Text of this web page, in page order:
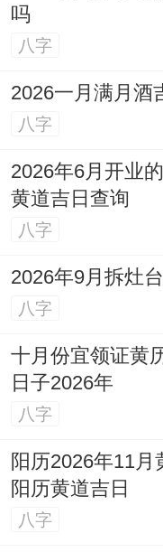
吗
八字
2026一月满月酒
八字
2026年6月开业
黄道吉日查询
八字
2026年9月拆灶
八字
十月份宜领证黄
日子2026年
八字
阳历2026年11月
阳历黄道吉日
八字